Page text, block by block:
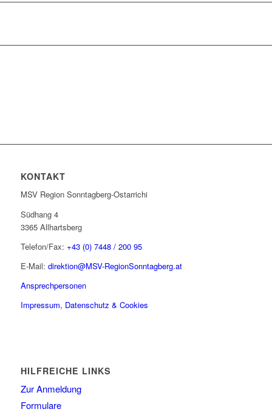
KONTAKT
MSV Region Sonntagberg-Ostarrichi
Südhang 4
3365 Allhartsberg
Telefon/Fax: +43 (0) 7448 / 200 95
E-Mail: direktion@MSV-RegionSonntagberg.at
Ansprechpersonen
Impressum, Datenschutz & Cookies
HILFREICHE LINKS
Zur Anmeldung
Formulare